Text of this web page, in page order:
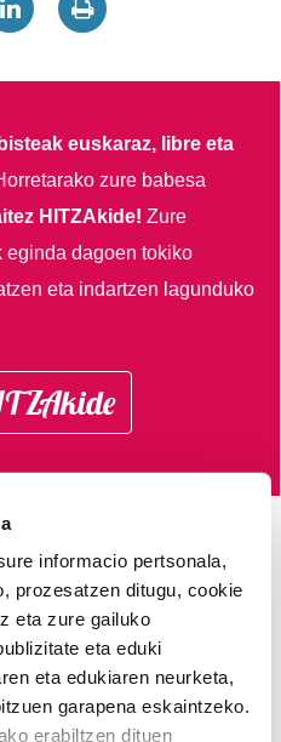
informacio pertsonala,
prozesatzen ditugu, cookie
eta zure gailuko
eta eduki
eta edukiaren neurketa,
garapena eskaintzeko.
erabiltzen dituen
euskaraz, libre eta
zure babesa
HITZAkide!Zure
eginda dagoen tokiko
eta indartzen lagunduko
irakurrienak
Lete:
iturri